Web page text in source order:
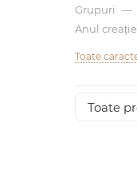
Grupuri
—
Anul
Toate
Toate